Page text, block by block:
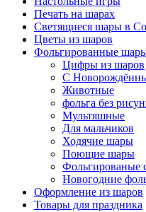
Печать на шарах
Светящиеся шары в
Цветы из шаров
Фольгированные
Цифры из шаров
С
Животные
фольга без
Мультяшные
Для мальчиков
Ходячие шары
Поющие шары
Фольгированые
Новогодние
Оформление из шаров
Товары для праздника